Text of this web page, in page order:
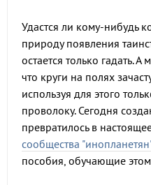
Удастся ли кому-нибудь
природу появления
остается только гадать.
что круги на полях
используя для этого
проволоку. Сегодня
превратилось в
сообщества "инопланетян"
пособия, обучающие